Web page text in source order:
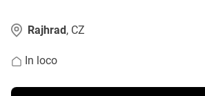
Rajhrad, CZ
In loco